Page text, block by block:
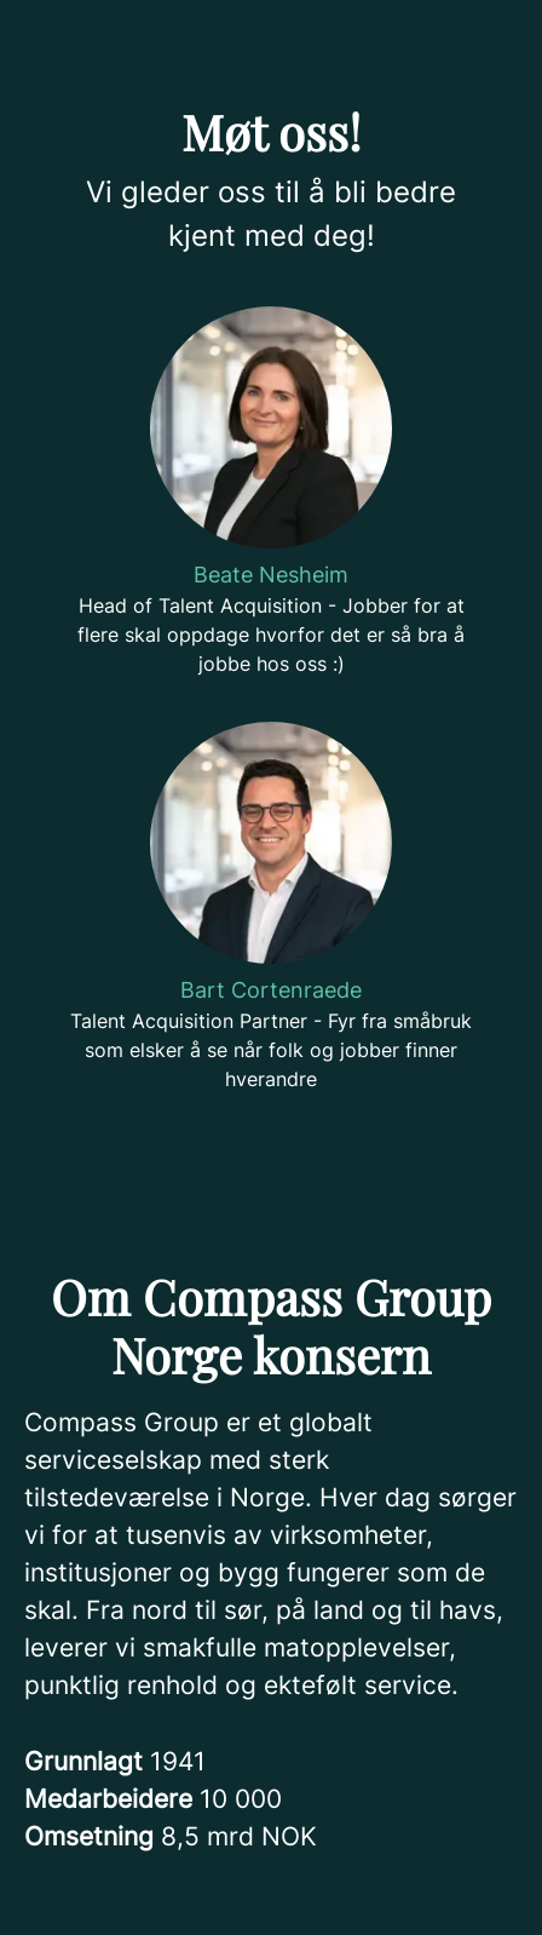
Møt oss!
Vi gleder oss til å bli bedre
kjent med deg!
Beate Nesheim
Head of Talent Acquisition - Jobber for at
flere skal oppdage hvorfor det er så bra å
jobbe hos oss :)
Bart Cortenraede
Talent Acquisition Partner - Fyr fra småbruk
som elsker å se når folk og jobber finner
hverandre
Om Compass Group
Norge konsern
Compass Group er et globalt
serviceselskap med sterk
tilstedeværelse i Norge. Hver dag sørger
vi for at tusenvis av virksomheter,
institusjoner og bygg fungerer som de
skal. Fra nord til sør, på land og til havs,
leverer vi smakfulle matopplevelser,
punktlig renhold og ektefølt service.
Grunnlagt 1941
Medarbeidere 10 000
Omsetning 8,5 mrd NOK